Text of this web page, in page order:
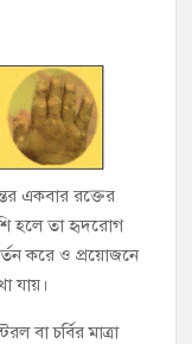
মতলবে প্রকাশ্যে
সরকার
একবার রক্তের
হলে তা হৃদরোগ
করে ও প্রয়োজনে
যায়।
বা চর্বির মাত্রা